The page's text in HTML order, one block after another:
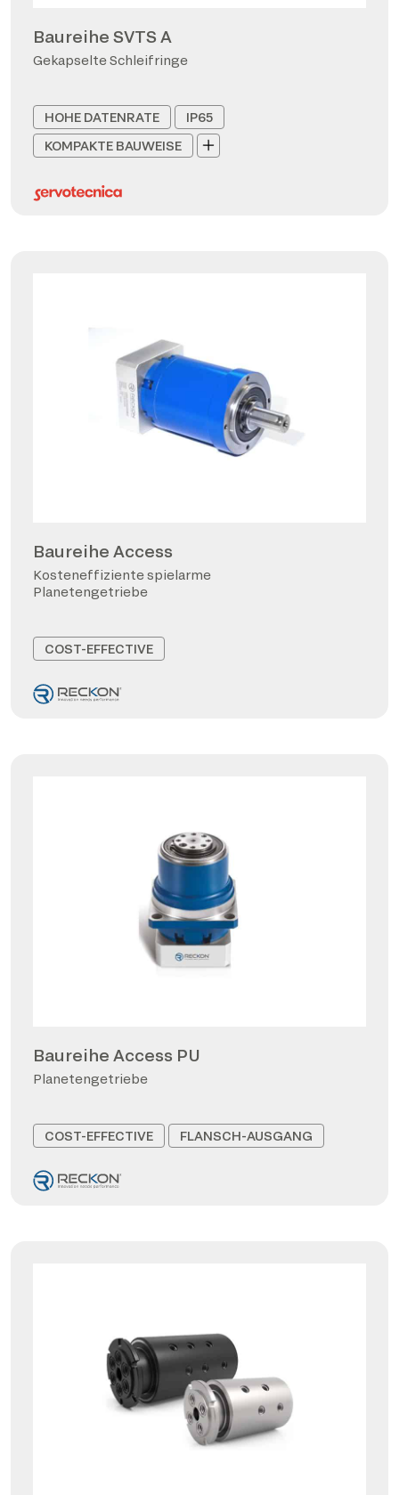
Baureihe SVTS A
Gekapselte Schleifringe
HOHE DATENRATE
IP65
KOMPAKTE BAUWEISE
Baureihe Access
Kosteneffiziente spielarme
Planetengetriebe
COST-EFFECTIVE
Baureihe Access PU
Planetengetriebe
COST-EFFECTIVE FLANSCH-AUSGANG